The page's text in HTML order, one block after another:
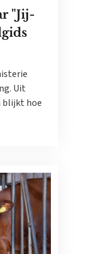
"Jij-
Uit
blijkt hoe